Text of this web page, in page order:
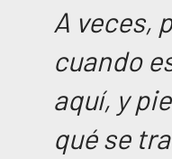
A veces,
cuando
aquí, y
qué se